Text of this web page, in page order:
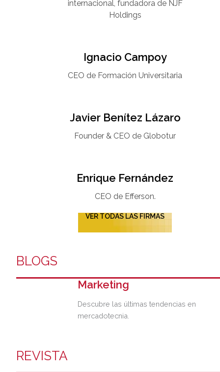
internacional, fundadora de NJF
Holdings
Ignacio Campoy​
CEO de Formación Universitaria​
Javier Benítez Lázaro
Founder & CEO de Globotur​
Enrique Fernández
CEO de Efferson.
VER TODAS LAS FIRMAS
BLOGS
Marketing
Descubre las últimas tendencias en
mercadotecnia.
REVISTA